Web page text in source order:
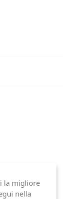
la migliore
nella